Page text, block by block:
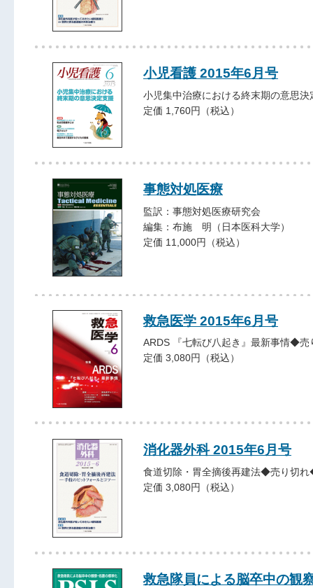
小児看護 2015年6月号
小児集中治療における終末期の意思
定価 1,760円（税込）
事態対処医療
監訳：事態対処医療研究会
編集：布施 明（日本医科大学）
定価 11,000円（税込）
救急医学 2015年6月号
ARDS 『七転び八起き』最新事情◆
定価 3,080円（税込）
消化器外科 2015年6月号
食道切除・胃全摘後再建法◆売り切
定価 3,080円（税込）
救急隊員による脳卒中の観